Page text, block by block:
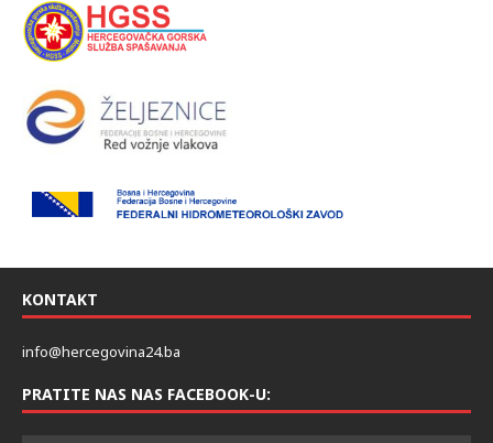
KONTAKT
info@hercegovina24.ba
PRATITE NAS NAS FACEBOOK-U: